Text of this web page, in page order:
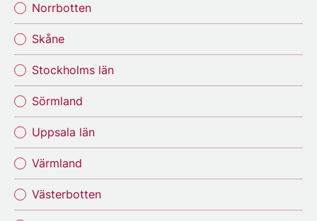
Norrbotten
Skåne
Stockholms län
Sörmland
Uppsala län
Värmland
Västerbotten